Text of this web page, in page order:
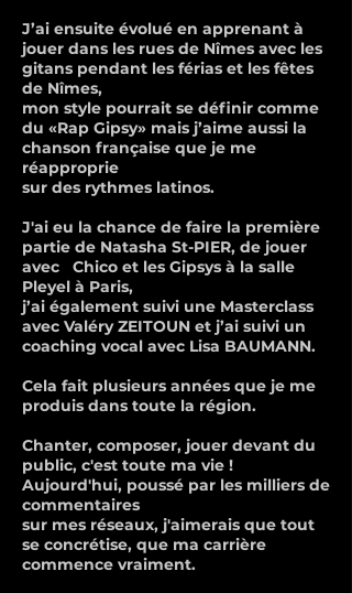
J’ai ensuite évolué en apprenant à
jouer dans les rues de Nîmes avec les
gitans pendant les férias et les fêtes
de Nîmes,
mon style pourrait se définir comme
du «Rap Gipsy» mais j’aime aussi la
chanson française que je me
réapproprie
sur des rythmes latinos.
J'ai eu la chance de faire la première
partie de Natasha St-PIER, de jouer
avec Chico et les Gipsys à la salle
Pleyel à Paris,
j’ai également suivi une Masterclass
avec Valéry ZEITOUN et j’ai suivi un
coaching vocal avec Lisa BAUMANN.
Cela fait plusieurs années que je me
produis dans toute la région.
Chanter, composer, jouer devant du
public, c'est toute ma vie !
Aujourd'hui, poussé par les milliers de
commentaires
sur mes réseaux, j'aimerais que tout
se concrétise, que ma carrière
commence vraiment.